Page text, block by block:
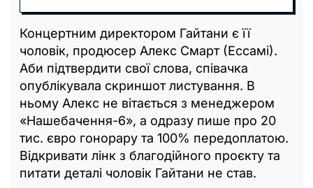
Концертним директором Гайтани є її
чоловік, продюсер Алекс Смарт (Ессамі).
Аби підтвердити свої слова, співачка
опублікувала скриншот листування. В
ньому Алекс не вітається з менеджером
«Нашебачення-6», а одразу пише про 20
тис. євро гонорару та 100% передоплатою.
Відкривати лінк з благодійного проєкту та
питати деталі чоловік Гайтани не став.